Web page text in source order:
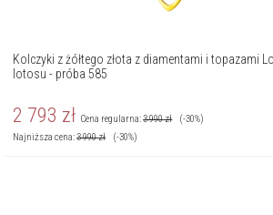
Kolczyki z żółtego złota z diamentami i topazami
lotosu - próba 585
2 793 zł Cena regularna:3 990zł
(-30%)
Najniższa cena:3 990zł (-30%)